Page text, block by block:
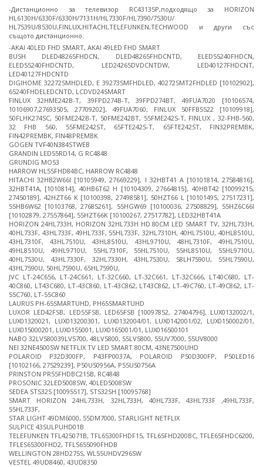
-Дистанционно за телевизор RC43135P,подходящо за HORIZON
HL6130H/6330F/6330H/7131H/HL7330F/HL7390/7530U/
HL7539U/8530U,FINLUX,HITACHI,TELEFUNKEN,TECHWOOD и други със
същото дистанционно.
-AKAI 40LED FHD SMART, AKAI 49LED FHD SMART
BUSH DLED48265FHDCN, DLED48265FHDCNTD, ELED55240FHDCN,
ELED55240FHDCNTD, LED24265DVDCNTDW, LED40127FHDCNT,
LED40127FHDCNTD
DIGIHOME 32272SMHDLED, E 39273SMFHDLED, 40272SMT2FHDLED [10102902],
65240FHDELEDCNTD, LCDVD24SMART
FINLUX 32HME242B-T, 39FPD274B-T, 39FPD274BT, 49FUA7020 [10106574,
10106907,27693505, 27709202], 49FUA7060, FINLUX 50FFB5522 [10109918],
50FLHK274SC, 50FME242B-T, 50FME242BT, 55FME242S-T, FINLUX , 32-FHB-560,
32 FHB 560, 55FME242ST, 65FTE242S-T, 65FTE242ST, FIN32PREMBK,
FIN42PREMBK, FIN48PREMBK
GOGEN TVF40N384STWEB
GRANDIN LED55RD14, G RC4848
GRUNDIG MO53
HARROW HL55FHD84BC, HARROW RC4848
HITACHI 32HB2W66I [10105949, 27669229], I 32HBT41 A [10101814, 27584816],
32HBT41A, [1010814], 40HB6T62 H [10104309, 27664815], 40HBT42 [10099215,
27450189], 42HZT66 K [10100398, 27498581], 50HZT66 L [10101495, 27517231],
55HB6W62 [10103768, 27685261], 55HGW69 [10100036, 27508829], 55HZ6C66I
[10102879, 27557864], 55HZT66K [10100267, 27517782], LED32HBT41A
HORIZON 24HL733H, HORIZON 32HL733H HD 80CM LED SMART TV, 32HL733H,
40HL733F, 43HL733F, 49HL733F, 55HL733F, 32HL7310H, 40HL7510U, 40HL8510U,
43HL7310F, 43HL7510U, 43HL8510U, 43HL9710U, 48HL7310F, 49HL7510U,
49HL8510U, 49HL9710U, 55HL7310F, 55HL7510U, 55HL8510U, 55HL9710U,
40HL7530U, 43HL7330F, 32HL7330H, 43HL7530U, 58LH7590U, 55HL7590U,
43HL7590U, 50HL7590U, 65HL7590U,
JVC LT-24C656, LT-24C661, LT-32C660, LT-32C661, LT-32C666, LT40C680, LT-
40C860, LT43C680, LT-43C860, LT-43C862, LT43C862, LT-49C760, LT-49C862, LT-
55C760, LT-55C860
LAURUS PH-65SMARTUHD, PH65SMARTUHD
LUXOR LED42FSB, LED55FSB, LED65FSB [10097852, 27404796], LUX0132002/1,
LUX01320021, LUX013200301, LUX0132004/01, LUX0142001/02, LUX0150002/01,
LUX015000201, LUX0155001, LUX0165001/01, LUX016500101
NABO 32LV580039LV5700, 48LV5800, 55LV5800, 55UV7000, 55UV8000
NEI 32NE4500SW NETFLIX TV LED SMART 80CM, 43NE7500UHD
POLAROID P32D300FP, P43FP0037A, POLAROID P50D300FP, P50LED16
[10102166, 27529239], P50US0956A, P55US0756A
PRINSTON PR55FHDBC215B, RC4848
PROSONIC 32LED5008SW, 40LED5008SW
SEDEA STS32S [10095517], STS32SH [10095768]
SMART HORIZON 24HL733H, 32HL733H, 40HL733F, 43HL733F ,49HL733F,
55HL733F,
STAR LIGHT 49DM6000, 55DM7000, STARLIGHT NETFLIX
SULPICE 43SULPUHD01B
TELEFUNKEN TFL425071B, TFL65300FHDF15, TFL65FHD200BC, TFLE65FHDC6200,
TFLES65300FHD2, TFLS655090FHDB
WELLINGTON 28HD275S, WL55UHDV296SW
VESTEL 49UD8460, 43UD8350